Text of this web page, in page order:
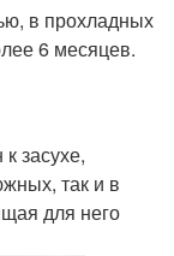
в прохладных
6 месяцев.
засухе,
так и в
для него